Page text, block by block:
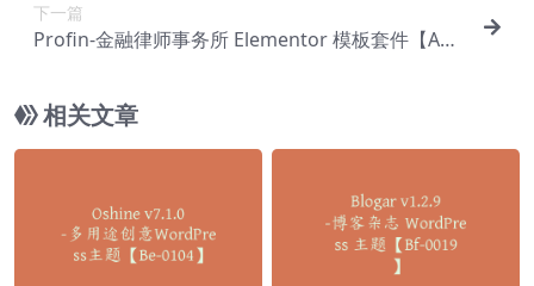
下一篇
Profin-金融律师事务所 Elementor 模板套件【Aa-
相关文章